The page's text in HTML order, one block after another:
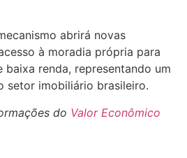
abrirá novas
à moradia própria para
baixa renda, representando um
setor imobiliário brasileiro.
do Valor Econômico